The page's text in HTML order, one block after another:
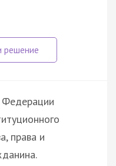
Федерации
права и